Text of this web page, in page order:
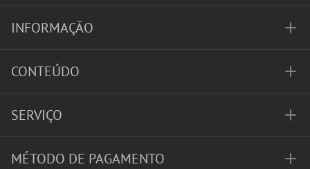
INFORMAÇÃO
CONTEÚDO
SERVIÇO
MÉTODO DE PAGAMENTO